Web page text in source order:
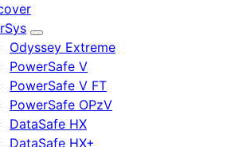
Odyssey Extreme
PowerSafe V
PowerSafe V FT
PowerSafe OPzV
DataSafe HX
DataSafe HX+